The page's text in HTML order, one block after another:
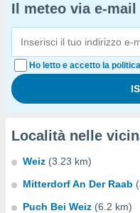
Il meteo via e-mail
Ho letto e accetto la
Località nelle
Weiz (3.23 km)
Mitterdorf An Der Raab
Puch Bei Weiz (6.2 km)